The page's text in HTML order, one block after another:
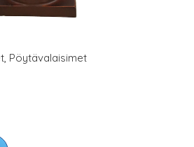
, Pöytävalaisimet